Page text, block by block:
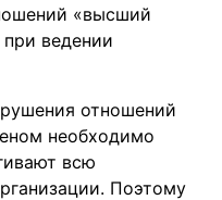
«высший
ведении
отношений
необходимо
всю
Поэтому